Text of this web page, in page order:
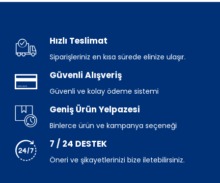
Hızlı Teslimat
Siparişleriniz en kısa sürede elinize ulaşır.
Güvenli Alışveriş
Güvenli ve kolay ödeme sistemi
Geniş Ürün Yelpazesi
Binlerce ürün ve kampanya seçeneği
7 / 24 DESTEK
Öneri ve şikayetlerinizi bize iletebilirsiniz.